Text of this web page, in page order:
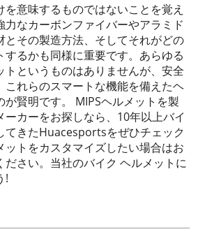
意味するものではないことを覚え
力なカーボンファイバーやアラミド
とその製造方法、そしてそれがどの
するかも同様に重要です。あらゆる
トというものはありませんが、安全
これらのスマートな機能を備えたヘ
賢明です。 MIPSヘルメットを製
カーをお探しなら、10年以上バイ
てきたHuacesportsをぜひチェック
ットをカスタマイズしたい場合はお
ださい。当社のバイク ヘルメットに
!